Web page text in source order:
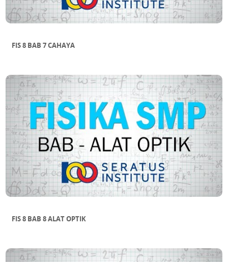
FIS 8 BAB 7 CAHAYA
FIS 8 BAB 8 ALAT OPTIK